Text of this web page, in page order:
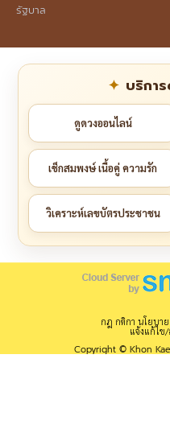
รัฐบาล
บริกา
ดูดวงออนไลน์
เช็กสมพงษ์ เนื้อคู่ ความรัก
วิเคราะห์เลขบัตรประชาชน
กฎ กติกา นโยบาย
แจ้งแก้ไข
Copyright © Khon